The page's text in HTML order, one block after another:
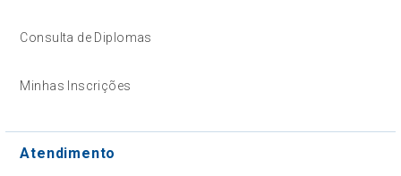
Consulta de Diplomas
Minhas Inscrições
Atendimento